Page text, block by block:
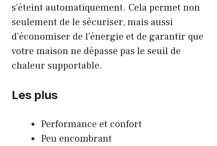
s’éteint automatiquement. Cela permet non
seulement de le sécuriser, mais aussi
d’économiser de l’énergie et de garantir que
votre maison ne dépasse pas le seuil de
chaleur supportable.
Les plus
Performance et confort
Peu encombrant